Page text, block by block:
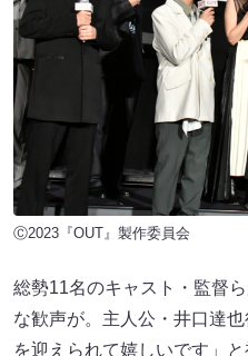
Ⓒ2023『OUT』製作委員会
総勢11名のキャスト・監督
な歓声が。主人公・井口達
を迎えられて嬉しいです」